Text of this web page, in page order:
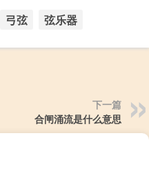
弓弦 弦乐器
下一篇
合闸涌流是什么意思